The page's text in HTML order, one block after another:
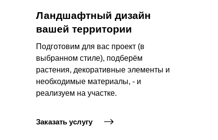
Ландшафтный дизайн
вашей территории
Подготовим для вас проект (в
выбранном стиле), подберём
растения, декоративные элементы и
необходимые материалы, - и
реализуем на участке.
Заказать услугу